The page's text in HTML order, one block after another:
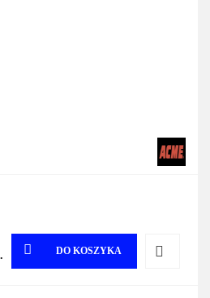
DO KOSZYKA